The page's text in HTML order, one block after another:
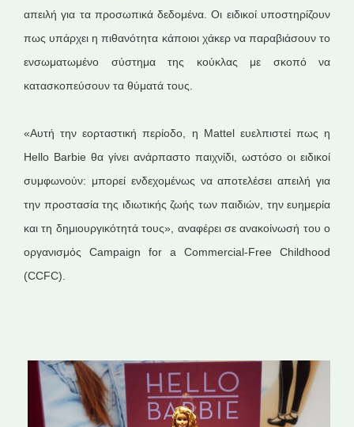
απειλή για τα προσωπικά δεδομένα. Οι ειδικοί υποστηρίζουν
πως υπάρχει η πιθανότητα κάποιοι χάκερ να παραβιάσουν το
ενσωματωμένο σύστημα της κούκλας με σκοπό να
κατασκοπεύσουν τα θύματά τους.
«Αυτή την εορταστική περίοδο, η Mattel ευελπιστεί πως η
Hello Barbie θα γίνει ανάρπαστο παιχνίδι, ωστόσο οι ειδικοί
συμφωνούν: μπορεί ενδεχομένως να αποτελέσει απειλή για
την προστασία της ιδιωτικής ζωής των παιδιών, την ευημερία
και τη δημιουργικότητά τους», αναφέρει σε ανακοίνωσή του ο
οργανισμός Campaign for a Commercial-Free Childhood
(CCFC).